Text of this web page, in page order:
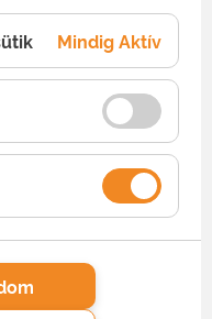
Mindig Aktív
linkre kattintanál,
a link megegyezik-e a
Ha ettől eltér,
az ismeretlen
telepítésének
ha
is használsz, ami
tartalmakat.